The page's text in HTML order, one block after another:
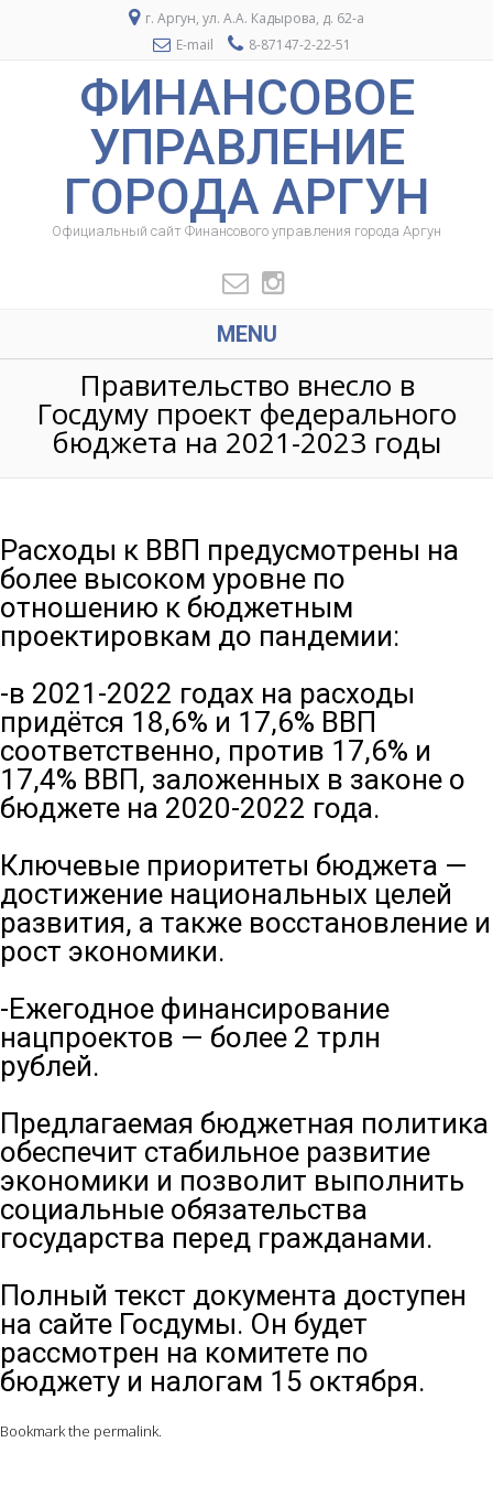
г. Аргун, ул. А.А. Кадырова, д. 62-а
E-mail
8-87147-2-22-51
ФИНАНСОВОЕ
УПРАВЛЕНИЕ
ГОРОДА АРГУН
Официальный сайт Финансового управления города Аргун
MENU
Правительство внесло в
Госдуму проект федерального
бюджета на 2021-2023 годы
Расходы к ВВП предусмотрены на
более высоком уровне по
отношению к бюджетным
проектировкам до пандемии: ⠀
-в 2021-2022 годах на расходы
придётся 18,6% и 17,6% ВВП
соответственно, против 17,6% и
17,4% ВВП, заложенных в законе о
бюджете на 2020-2022 года.⠀
Ключевые приоритеты бюджета —
достижение национальных целей
развития, а также восстановление и
рост экономики. ⠀
-Ежегодное финансирование
нацпроектов — более 2 трлн
рублей.⠀
Предлагаемая бюджетная политика
обеспечит стабильное развитие
экономики и позволит выполнить
социальные обязательства
государства перед гражданами.⠀
Полный текст документа доступен
на сайте Госдумы. Он будет
рассмотрен на комитете по
бюджету и налогам 15 октября.
Bookmark the permalink